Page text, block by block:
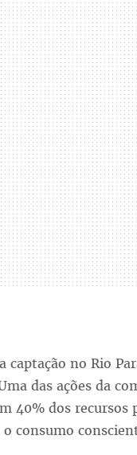
captação no Rio
das ações da
40% dos recursos
consumo